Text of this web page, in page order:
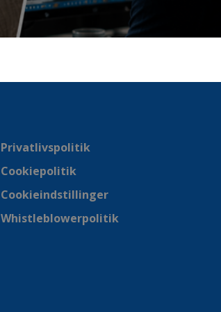
Privatlivspolitik
Cookiepolitik
Cookieindstillinger
Whistleblowerpolitik